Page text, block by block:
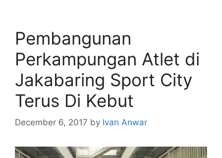
Pembangunan
Perkampungan Atlet di
Jakabaring Sport City
Terus Di Kebut
December 6, 2017 by Ivan Anwar